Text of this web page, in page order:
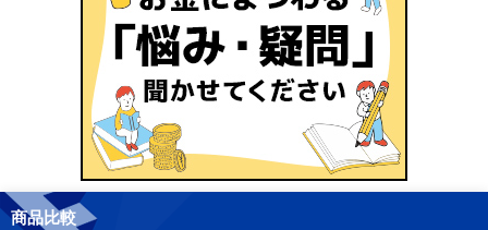
商品比較